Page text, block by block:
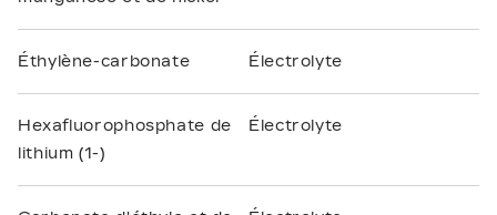
Éthylène-carbonate Électrolyte
Hexafluorophosphate de
lithium (1-)
Électrolyte